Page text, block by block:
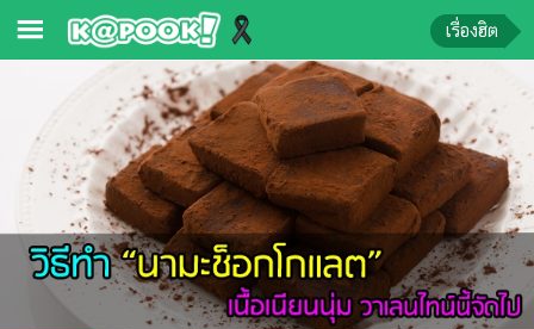
ข่าว-
ความ
ข่าว
ข่าว
เรื่องฮิต